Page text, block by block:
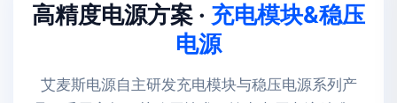
高精度电源方案 · 充电模块&稳压
电源
艾麦斯电源自主研发充电模块与稳压电源系列产